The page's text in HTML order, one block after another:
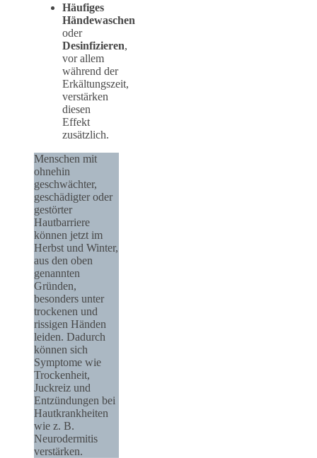
Häufiges
Händewaschen
oder
Desinfizieren,
vor allem
während der
Erkältungszeit,
verstärken
diesen
Effekt
zusätzlich.
Menschen mit
ohnehin
geschwächter,
geschädigter oder
gestörter
Hautbarriere
können jetzt im
Herbst und Winter,
aus den oben
genannten
Gründen,
besonders unter
trockenen und
rissigen Händen
leiden. Dadurch
können sich
Symptome wie
Trockenheit,
Juckreiz und
Entzündungen bei
Hautkrankheiten
wie z. B.
Neurodermitis
verstärken.